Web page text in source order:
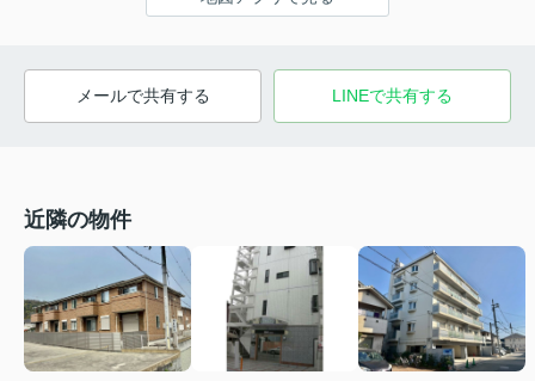
メールで共有する LINEで共有する
近隣の物件